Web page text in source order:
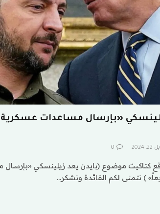
«بإرسال مساعدات
2024
0
كتاكيت موضوع (بايدن يعد زيلينسكي
) نتمنى لكم الفائدة ونشكر…